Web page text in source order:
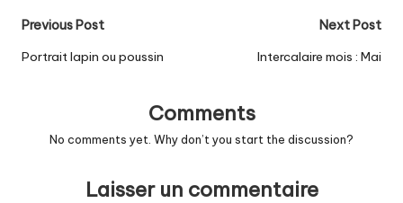
Post
navigation
Previous Post
Portrait lapin ou poussin
Next Post
Intercalaire mois : Mai
Comments
No comments yet. Why don’t you start the discussion?
Laisser un commentaire